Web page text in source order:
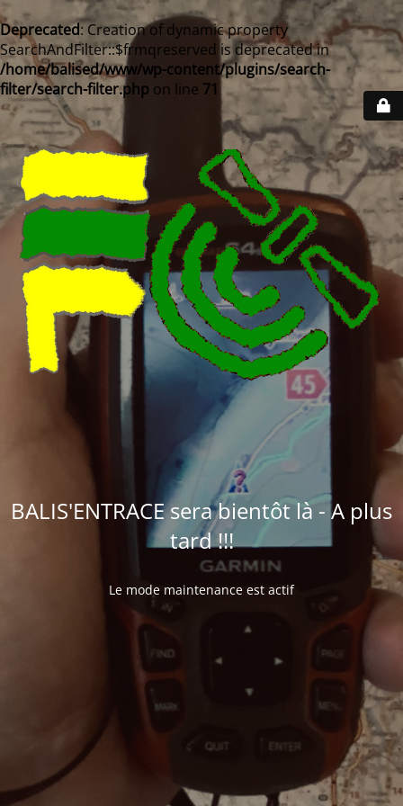
Deprecated: Creation of dynamic property
SearchAndFilter::$frmqreserved is deprecated in
/home/balised/www/wp-content/plugins/search-
filter/search-filter.php on line 71
BALIS'ENTRACE sera bientôt là - A plus
tard !!!
Le mode maintenance est actif